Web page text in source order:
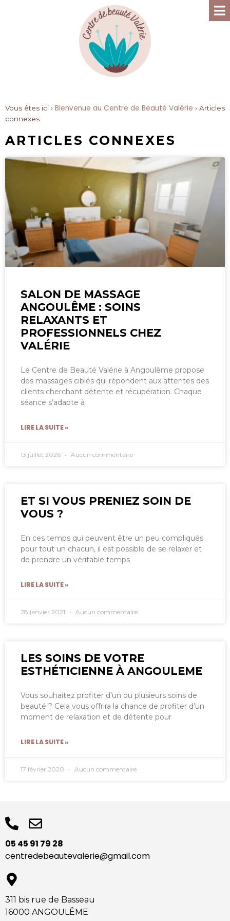
Vous êtes ici › Bienvenue au Centre de Beauté Valérie › Articles
connexes
ARTICLES CONNEXES
SALON DE MASSAGE
ANGOULÊME : SOINS
RELAXANTS ET
PROFESSIONNELS CHEZ
VALÉRIE
Le Centre de Beauté Valérie à Angoulême propose
des massages ciblés qui répondent aux attentes des
clients cherchant détente et récupération. Chaque
séance s’adapte à
LIRE LA SUITE »
13 juillet 2026 Aucun commentaire
ET SI VOUS PRENIEZ SOIN DE
VOUS ?
En ces temps qui peuvent être un peu compliqués
pour tout un chacun, il est possible de se relaxer et
de prendre un véritable temps
LIRE LA SUITE »
28 janvier 2021 Aucun commentaire
LES SOINS DE VOTRE
ESTHÉTICIENNE À ANGOULEME
Vous souhaitez profiter d’un ou plusieurs soins de
beauté ? Cela vous offrira la chance de profiter d’un
moment de relaxation et de détente pour
LIRE LA SUITE »
17 février 2020 Aucun commentaire
05 45 91 79 28
centredebeautevalerie@gmail.com
311 bis rue de Basseau
16000 ANGOULÊME